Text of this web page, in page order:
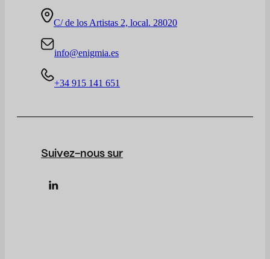
C/ de los Artistas 2, local. 28020
info@enigmia.es
+34 915 141 651
Suivez-nous sur